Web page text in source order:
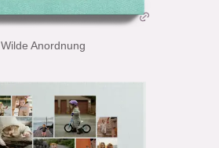
Wilde Anordnung